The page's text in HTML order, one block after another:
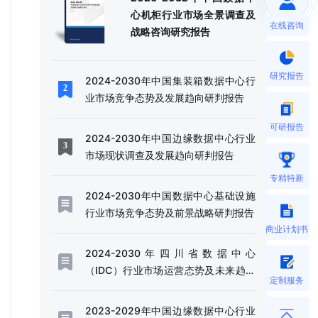
心机柜行业市场全景调查及
战略咨询研究报告
2024-2030年中国集装箱数据中心行
业市场竞争态势及发展趋向研判报告
2024-2030年中国边缘数据中心行业
市场现状调查及发展趋向研判报告
2024-2030年中国数据中心基础设施
行业市场竞争态势及前景战略研判报告
2024-2030年四川省数据中心
（IDC）行业市场运营态势及未来趋势
2023-2029年中国边缘数据中心行业
在线咨询
研究报告
可研报告
专精特新
商业计划书
定制服务